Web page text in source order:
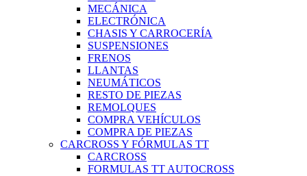
MECÁNICA
ELECTRÓNICA
CHASIS Y CARROCERÍA
SUSPENSIONES
FRENOS
LLANTAS
NEUMÁTICOS
RESTO DE PIEZAS
REMOLQUES
COMPRA VEHÍCULOS
COMPRA DE PIEZAS
CARCROSS Y FÓRMULAS TT
CARCROSS
FORMULAS TT AUTOCROSS